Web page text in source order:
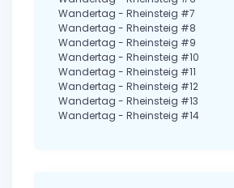
Wandertag - Rheinsteig #7
Wandertag - Rheinsteig #8
Wandertag - Rheinsteig #9
Wandertag - Rheinsteig #10
Wandertag - Rheinsteig #11
Wandertag - Rheinsteig #12
Wandertag - Rheinsteig #13
Wandertag - Rheinsteig #14